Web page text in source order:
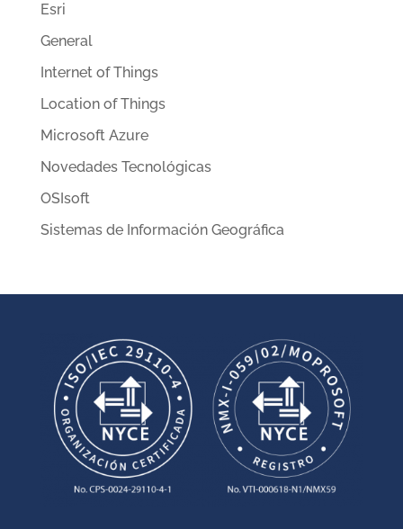
Esri
General
Internet of Things
Location of Things
Microsoft Azure
Novedades Tecnológicas
OSIsoft
Sistemas de Información Geográfica